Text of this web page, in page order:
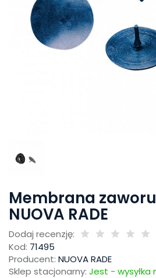
Membrana
NUOVA RADE
Dodaj recenzję:
Kod: 71495
Producent: NUOVA RADE
Sklep stacjonarny: Jest -